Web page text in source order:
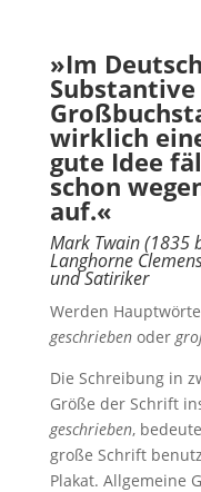
»Im
wirklich
gute Idee
schon
auf.«
Mark Twain (1835
Langhorne
und Satiriker
Werden
geschriebenoder
Die Schreibung in
Größe der Schrift
geschrieben,
große Schrift
Plakat. Allgemeine